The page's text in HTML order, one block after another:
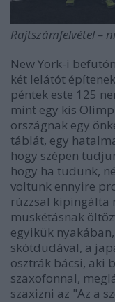
Rajtszámfelvétel–
New York-i
két lelátót
péntek este 125
mint egy kis
országnak egy
táblát, egy
hogy szépen
hogy ha tudunk,
voltunk ennyire
rúzzsal kipingálta
muskétásnak
egyikük
skótdudával, a
osztrák bácsi, aki
szaxofonnal,
szaxizni az "Az a